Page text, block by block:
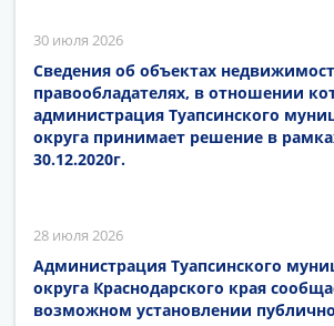
30 июля 2026
Сведения об объектах
правообладателях, в отношении
администрация Туапсинского
округа принимает решение в
30.12.2020г.
28 июля 2026
Администрация Туапсинского
округа Краснодарского края
возможном установлении